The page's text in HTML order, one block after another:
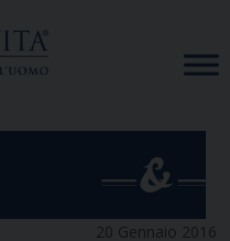
20 Gennaio 2016